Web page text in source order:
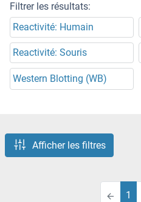
Filtrer les résultats:
Reactivité: Humain
Reactivité: Souris
Western Blotting (WB)
Afficher les filtres
1